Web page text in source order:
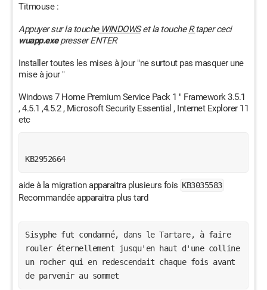
Titmouse :
Appuyer sur la toucheWINDOWSet la toucheRtaper ceci
wuapp.exepresser ENTER
Installer toutes les mises à jour "ne surtout pas masquer une
mise à jour "
Windows 7 Home Premium Service Pack 1 " Framework 3.5.1
, 4.5.1 ,4.5.2 , Microsoft Security Essential , Internet Explorer 11
etc
KB2952664
aide à la migration apparaitra plusieurs fois KB3035583
Recommandée apparaitra plus tard
Sisyphe fut condamné, dans le Tartare, à faire
rouler éternellement jusqu'en haut d'une colline
un rocher qui en redescendait chaque fois avant
de parvenir au sommet